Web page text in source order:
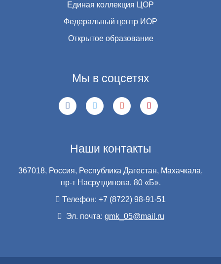
Единая коллекция ЦОР
Федеральный центр ИОР
Открытое образование
Мы в соцсетях
Наши контакты
367018, Россия, Республика Дагестан, Махачкала,
пр-т Насрутдинова, 80 «Б».
Телефон: +7 (8722) 98-91-51
Эл. почта: gmk_05@mail.ru